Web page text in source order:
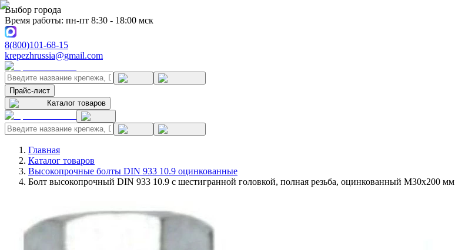
Выбор города
Время работы: пн-пт 8:30 - 18:00 мск
8(800)101-68-15
krepezhrussia@gmail.com
Прайс-лист
Каталог товаров
Главная
Каталог товаров
Высокопрочные болты DIN 933 10.9 оцинкованные
Болт высокопрочный DIN 933 10.9 с шестигранной головкой, полная резьба, оцинкованный M30x200 мм